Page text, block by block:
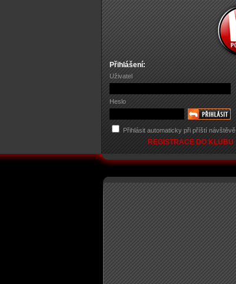
Přihlášení:
Uživatel
Heslo
Přihlásit automaticky při příští návštěvě
REGISTRACE DO KLUBU